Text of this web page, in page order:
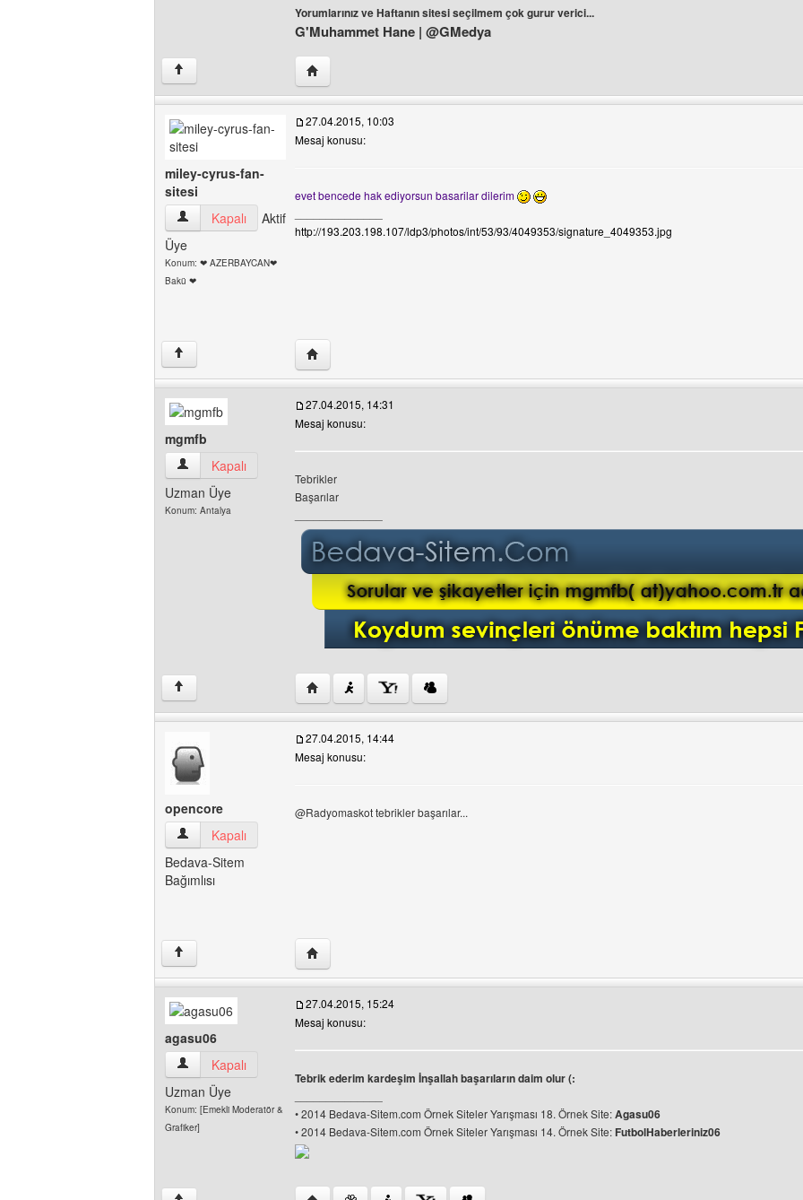
Yorumlarınız ve Haftanın sitesi seçilmem çok gurur verici...
G'Muhammet Hane | @GMedya
↑ Yazarın web sitesini ziyaret et: radyomaskot
miley-cyrus-fan-
sitesi
miley-cyrus-fan-sitesi Kullanıcının profilini görüntüle
Kapalı
Aktif
Üye
Konum: ❤ AZERBAYCAN❤
Bakü ❤
27.04.2015, 10:03
Mesaj konusu:
evet bencede hak ediyorsun basarilar dilerim
http://193.203.198.107/ldp3/photos/int/53/93/4049353/signature_4049353.jpg
↑ Yazarın web sitesini ziyaret et: miley-cyrus-fan-sitesi
mgmfb
mgmfb Kullanıcının profilini görüntüle
Kapalı
Uzman Üye
Konum: Antalya
27.04.2015, 14:31
Mesaj konusu:
Tebrikler
Başarılar
↑ Yazarın web sitesini ziyaret et: mgmfb
opencore
opencore Kullanıcının profilini görüntüle
Kapalı
Bedava-Sitem
Bağımlısı
27.04.2015, 14:44
Mesaj konusu:
@Radyomaskot tebrikler başarılar...
↑ Yazarın web sitesini ziyaret et: opencore
agasu06
agasu06 Kullanıcının profilini görüntüle
Kapalı
Uzman Üye
Konum: [Emekli Moderatör &
Grafiker]
27.04.2015, 15:24
Mesaj konusu:
Tebrik ederim kardeşim İnşallah başarıların daim olur (:
• 2014 Bedava-Sitem.com Örnek Siteler Yarışması 18. Örnek Site:Agasu06
• 2014 Bedava-Sitem.com Örnek Siteler Yarışması 14. Örnek Site: FutbolHaberleriniz06